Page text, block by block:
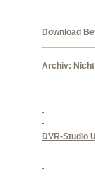
Download
Archiv: Nicht
DVR-Studio